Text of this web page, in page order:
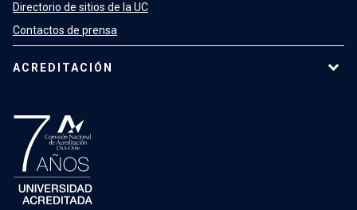
Directorio de sitios de la UC
Contactos de prensa
ACREDITACIÓN